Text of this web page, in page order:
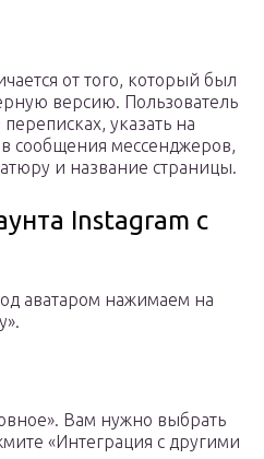
от того, который был
версию. Пользователь
указать на
в сообщения мессенджеров,
и название страницы.
Instagram с
аватаром нажимаем на
Вам нужно выбрать
«Интеграция с другими